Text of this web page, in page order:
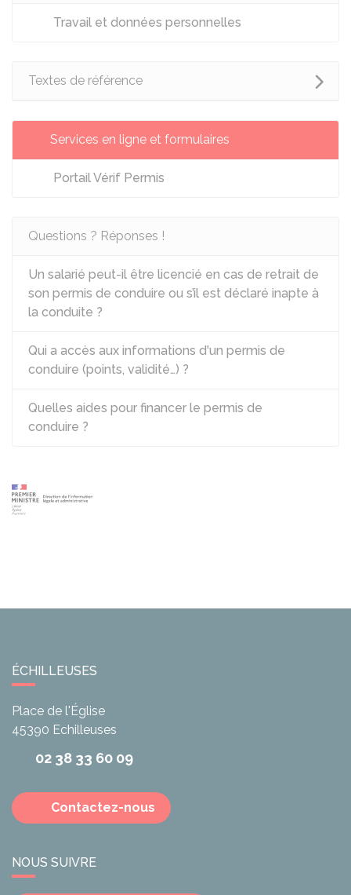
Travail et données personnelles
Textes de référence
Services en ligne et formulaires
Portail Vérif Permis
Questions ? Réponses !
Un salarié peut-il être licencié en cas de retrait de
son permis de conduire ou s’il est déclaré inapte à
la conduite ?
Qui a accès aux informations d'un permis de
conduire (points, validité…) ?
Quelles aides pour financer le permis de
conduire ?
ÉCHILLEUSES
Place de l'Église
45390 Echilleuses
02 38 33 60 09
Contactez-nous
NOUS SUIVRE